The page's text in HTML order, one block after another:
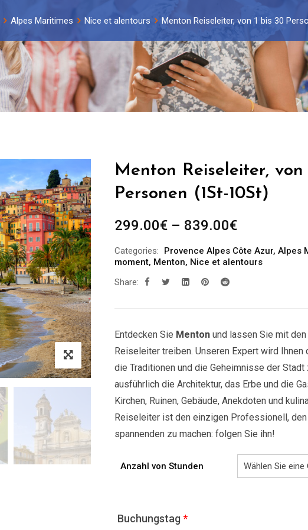
Alpes Maritimes Nice et alentours Menton Reiseleiter, von 1 bis 30
Menton Reiseleiter, von
Personen (1St-10St)
299.00€ – 839.00€
bis
Categories: Provence Alpes Côte Azur, Alpes
moment, Menton, Nice et alentours
Share:
Entdecken Sie Menton und lassen Sie mit den
Reiseleiter treiben. Unseren Expert wird Ihnen
die Traditionen und die Geheimnisse der Stadt
ausführlich die Architektur, das Erbe und die
Kirchen, Ruinen, Gebäude, Anekdoten und
Reiseleiter ist den einzigen Professionell,
spannenden zu machen: folgen Sie ihn!
Anzahl von Stunden
Buchungstag*